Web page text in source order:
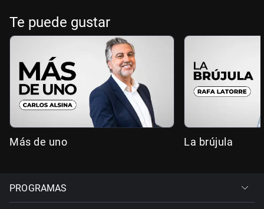
Te puede gustar
Más de uno La brújula
PROGRAMAS